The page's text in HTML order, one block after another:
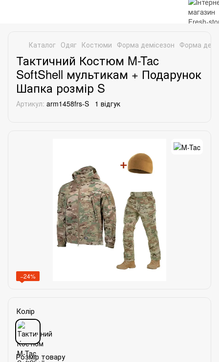
Каталог Одяг Костюми Форма демісезон Форма
Тактичний Костюм M-Tac
SoftShell мультикам + Подарунок
Шапка розмір S
Артикул: arm1458frs-S 1 відгук
−24%
Колір
Розмір товару